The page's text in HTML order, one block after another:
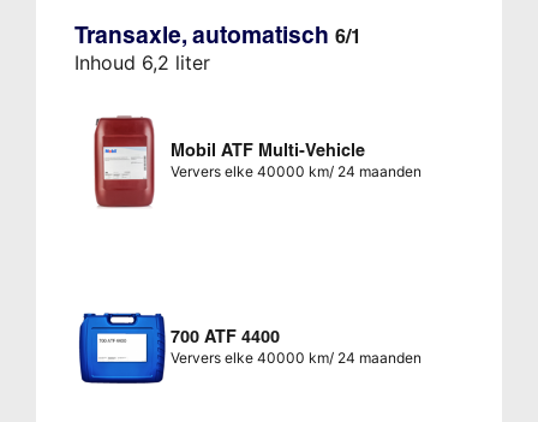
Transaxle, automatisch 6/1
Inhoud 6,2 liter
Mobil ATF Multi-Vehicle
Ververs elke 40000 km/ 24 maanden
700 ATF 4400
Ververs elke 40000 km/ 24 maanden